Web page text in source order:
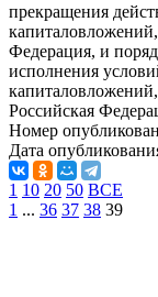
прекращения
Федерация, и
исполнения
капиталовложений,
Российская
Номер
Дата
1 10 20 50 ВСЕ
1 ... 36 37 38 39